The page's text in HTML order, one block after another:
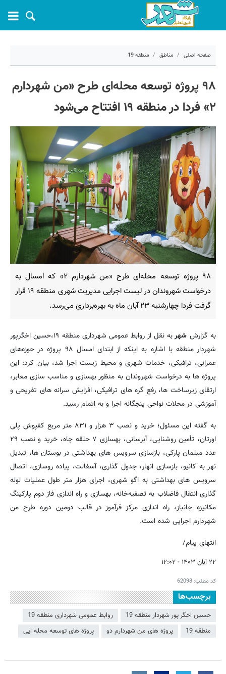
صفحه اصلی مناطق منطقه 19
کد مطلب: 62098
۹۸ پروژه توسعه محله‌ای طرح «من شهردارم
۲» فردا در منطقه ۱۹ افتتاح می‌شود
۹۸ پروژه توسعه محله‌ای طرح «من شهردارم ۲» که امسال به
درخواست‌ شهروندان در لیست اجرایی مدیریت شهری منطقه ۱۹ قرار
گرفت فردا چهارشنبه ۲۳ آبان ماه به بهره‌برداری می‌رسد.
به گزارش شهر
به نقل از روابط عمومی شهرداری منطقه ۱۹،حسین اخگرپور
شهردار منطقه با اشاره به اینکه از ابتدای امسال ۹۸ پروژه در حوزه‌های
عمرانی، ترافیکی، خدمات شهری و محیط زیست اجرا شد، بیان کرد: این
پروژه ها به درخواست شهروندان به منظور بهسازی و مناسب سازی معابر،
ارتقای زیرساخت ها، رفع گره های ترافیکی، افزایش سرانه های تفریحی و
آموزشی در محلات نواحی پنجگانه اجرا و به اتمام رسید.
به گفته این مسئول؛ خرید و نصب ۳ هزار و ۸۳۱ متر مربع کفپوش پلی
اورتان، تأمین روشنایی، آبرسانی، بهسازی ۷ حلقه چاه، خرید و نصب ۲۹
عدد مبلمان پارکی، بازسازی سرویس های بهداشتی در بوستان ها، تبدیل
نهر به کانیو، بازسازی انهار، جدول گذاری، آسفالت، پیاده روسازی، اتصال
سرویس های بهداشتی به اگو شهری، اجرای هزار متر طول عملیات لوله
گذاری انتقال فاضلاب به تصفیه‌خانه، بهسازی و راه اندازی فاز دوم پارکینگ
مکانیزه جانباز، راه اندازی مرکز فرآموز در قالب دومین دوره طرح من
شهردارم اجرایی شده است.
انتهای پیام/
۲۲ آبان ۱۴۰۳ - ۱۲:۰۲
کد مطلب: 62098
برچسب‌ها
حسین اخگر پور شهردار منطقه 19
روابط عمومی شهرداری منطقه 19
منطقه 19
پروژه های من شهردارم دو پروژه های توسعه محله ایی